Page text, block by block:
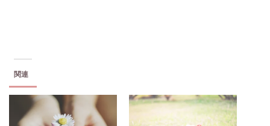
新
い
ィ
ン
ウ
で
だ
さ
い
(
関連